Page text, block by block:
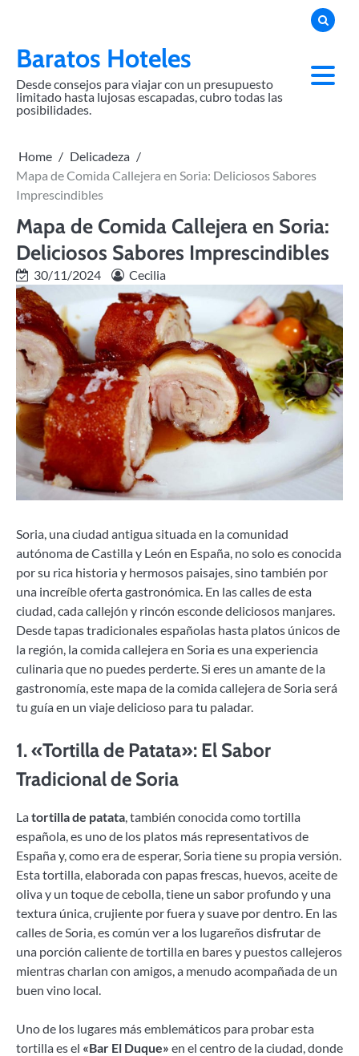
contentBaratos Hoteles
Desde consejos para viajar con un presupuesto
limitado hasta lujosas escapadas, cubro todas las
posibilidades.
Home
Delicadeza
Mapa de Comida Callejera en Soria: Deliciosos Sabores
Imprescindibles
Mapa de Comida Callejera en Soria:
Deliciosos Sabores Imprescindibles
30/11/2024 Cecilia
Soria, una ciudad antigua situada en la comunidad
autónoma de Castilla y León en España, no solo es conocida
por su rica historia y hermosos paisajes, sino también por
una increíble oferta gastronómica. En las calles de esta
ciudad, cada callejón y rincón esconde deliciosos manjares.
Desde tapas tradicionales españolas hasta platos únicos de
la región, la comida callejera en Soria es una experiencia
culinaria que no puedes perderte. Si eres un amante de la
gastronomía, este mapa de la comida callejera de Soria será
tu guía en un viaje delicioso para tu paladar.
1.«Tortilla de Patata»: El Sabor
Tradicional de Soria
Latortilla de patata , también conocida como tortilla
española, es uno de los platos más representativos de
España y, como era de esperar, Soria tiene su propia versión.
Esta tortilla, elaborada con papas frescas, huevos, aceite de
oliva y un toque de cebolla, tiene un sabor profundo y una
textura única, crujiente por fuera y suave por dentro. En las
calles de Soria, es común ver a los lugareños disfrutar de
una porción caliente de tortilla en bares y puestos callejeros
mientras charlan con amigos, a menudo acompañada de un
buen vino local.
Uno de los lugares más emblemáticos para probar esta
tortilla es el «Bar El Duque» en el centro de la ciudad, donde